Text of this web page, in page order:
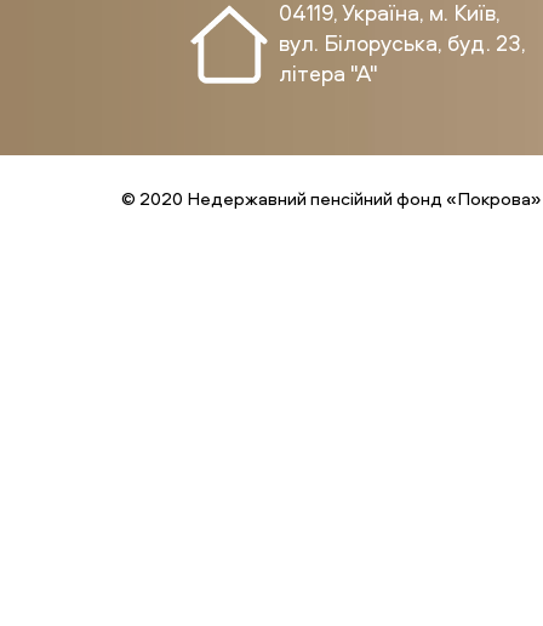
04119, Україна, м. Київ,
вул. Білоруська, буд. 23,
літера "А"
© 2020 Недержавний пенсійний фонд «Покрова»